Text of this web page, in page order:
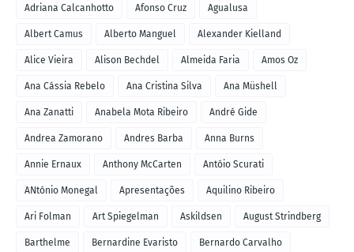
Adriana Calcanhotto Afonso Cruz Agualusa
Albert Camus Alberto Manguel Alexander Kielland
Alice Vieira Alison Bechdel Almeida Faria Amos Oz
Ana Cássia Rebelo Ana Cristina Silva Ana Müshell
Ana Zanatti Anabela Mota Ribeiro André Gide
Andrea Zamorano Andres Barba Anna Burns
Annie Ernaux Anthony McCarten Antóio Scurati
ANtónio Monegal Apresentações Aquilino Ribeiro
Ari Folman Art Spiegelman Askildsen August Strindberg
Barthelme Bernardine Evaristo Bernardo Carvalho